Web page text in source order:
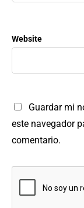
Website
Guardar mi
este navegador
comentario.